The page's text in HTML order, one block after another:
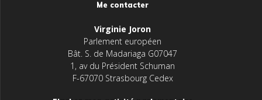
Me contacter
Virginie Joron
Parlement européen
Bât. S. de Madariaga G07047
1, av du Président Schuman
F-67070 Strasbourg Cedex